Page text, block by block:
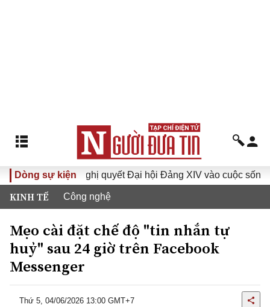
Dòng sự kiện
Đưa Nghị quyết Đại hội Đảng XIV vào cuộc sống
KINH TẾ Công nghệ
Mẹo cài đặt chế độ "tin nhắn tự
huỷ" sau 24 giờ trên Facebook
Messenger
Thứ 5, 04/06/2026 13:00 GMT+7